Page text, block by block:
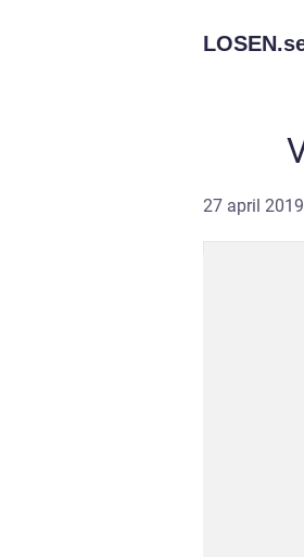
LOSEN.
27 april 2019